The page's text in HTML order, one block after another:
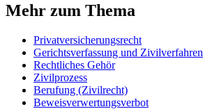
Mehr zum Thema
Privatversicherungsrecht
Gerichtsverfassung und Zivilverfahren
Rechtliches Gehör
Zivilprozess
Berufung (Zivilrecht)
Beweisverwertungsverbot